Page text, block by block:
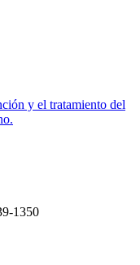
y el tratamiento del
1350